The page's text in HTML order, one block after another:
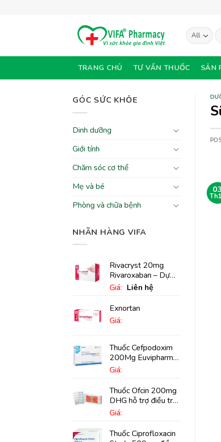
TRANG CHỦ TƯ VẤN THUỐC SẢN
GÓC SỨC KHỎE
Dinh dưỡng
Giới tính
Chăm sóc cơ thể
Mẹ và bé
Phòng và chữa bệnh
NHÃN HÀNG VIFA
Rivacryst 20mg
Rivaroxaban – Dự
phòng đột quỵ,
huyết khối tĩnh mạch
Giá: Liên hệ
Exnortan
Giá:
Thuốc Cefpodoxim
200Mg Euvipharm
điều trị nhiễm khuẩn
Giá:
Thuốc Ofcin 200mg
DHG hỗ trợ điều trị
viêm phế quản nặng
Giá:
Thuốc Ciprofloxacin
03